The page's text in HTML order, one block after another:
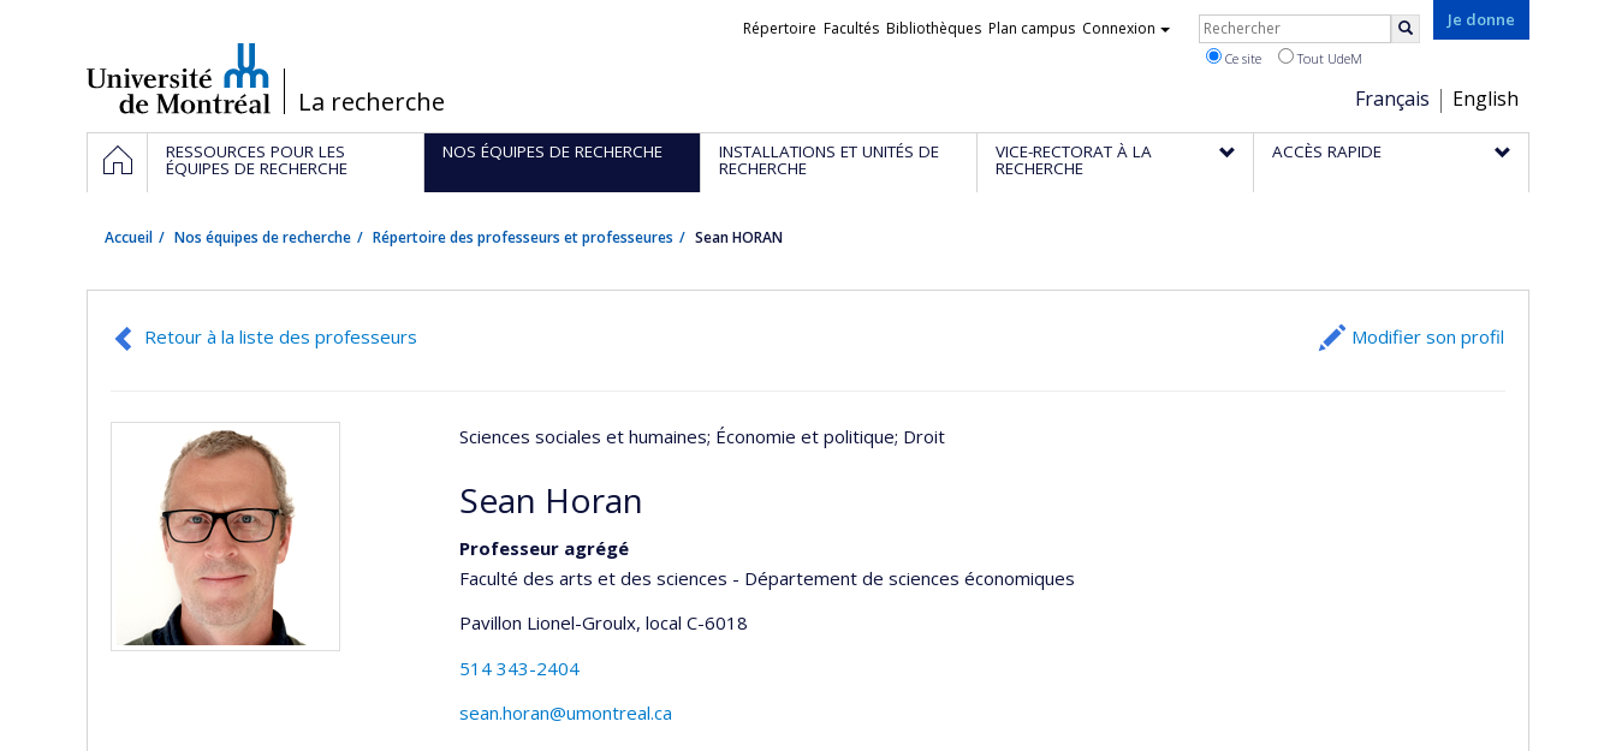
/La recherche
Je donne
Choix
de
la
Français English
Liens
Répertoire Facultés Bibliothèques Plan campus Connexion Rechercher
Ce site Tout UdeM
Navigation
principale
ACCUEILRESSOURCES POUR LES
ÉQUIPES DE RECHERCHE
NOS ÉQUIPES DE RECHERCHE INSTALLATIONS ET UNITÉS DE
RECHERCHE
VICE-RECTORAT À LA
RECHERCHE
ACCÈS RAPIDE
Accueil Nos équipes de recherche Répertoire des professeurs et professeures Sean HORAN
Retour à la liste des professeurs Modifier son profil
Sciences sociales et humaines; Économie et politique; Droit
Sean Horan
Professeur agrégé
Faculté des arts et des sciences - Département de sciences économiques
Pavillon Lionel-Groulx, local C-6018
514 343-2404
sean.horan@umontreal.ca